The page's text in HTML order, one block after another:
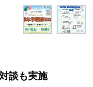
談も実施